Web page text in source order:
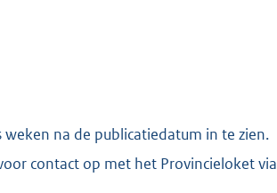
na de publicatiedatum in te zien.
contact op met het Provincieloket via